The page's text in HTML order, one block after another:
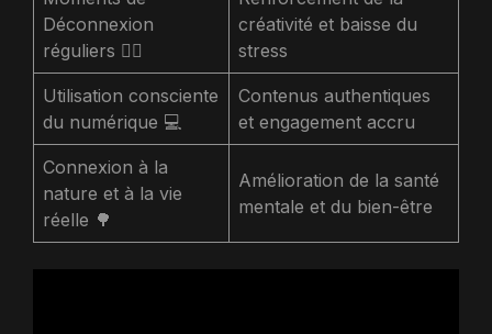
Déconnexion
réguliers 🧘‍♀️
créativité et baisse du
stress
Utilisation consciente
du numérique 💻
Contenus authentiques
et engagement accru
Connexion à la
nature et à la vie
réelle 🌳
Amélioration de la santé
mentale et du bien-être